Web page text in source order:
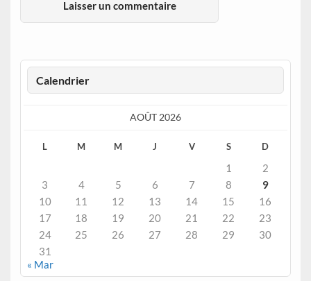
Calendrier
AOÛT 2026
L M M J V S D
1
2
3
4 5 6 7 8
9
10
11 12 13 14 15
16
17
18 19 20 21 22
23
24
25 26 27 28 29
30
31
« Mar